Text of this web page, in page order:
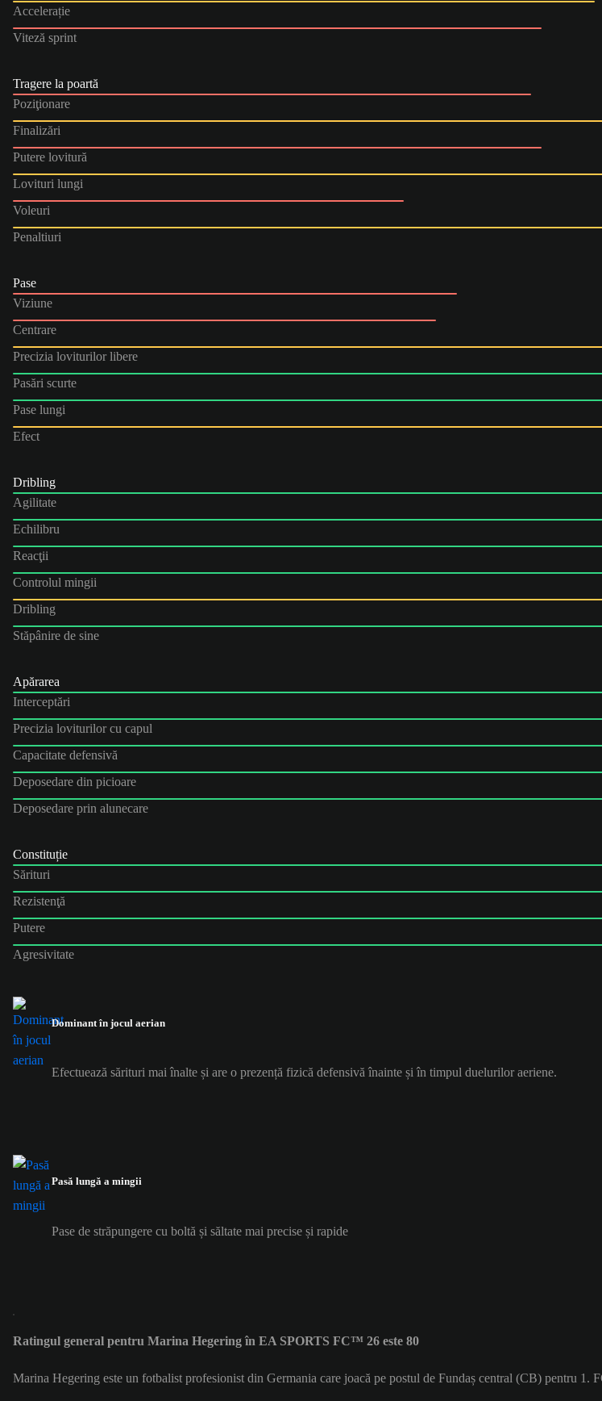
Accelerație
Viteză sprint
Tragere la poartă
Poziţionare
Finalizări
Putere lovitură
Lovituri lungi
Voleuri
Penaltiuri
Pase
Viziune
Centrare
Precizia loviturilor libere
Pasări scurte
Pase lungi
Efect
Dribling
Agilitate
Echilibru
Reacţii
Controlul mingii
Dribling
Stăpânire de sine
Apărarea
Interceptări
Precizia loviturilor cu capul
Capacitate defensivă
Deposedare din picioare
Deposedare prin alunecare
Constituție
Sărituri
Rezistenţă
Putere
Agresivitate
Dominant în jocul aerian
Efectuează sărituri mai înalte și are o prezență fizică defensivă înainte și în timpul duelurilor aeriene.
Pasă lungă a mingii
Pase de străpungere cu boltă și săltate mai precise și rapide
Ratingul general pentru Marina Hegering în EA SPORTS FC™ 26 este 80
Marina Hegering este un fotbalist profesionist din Germania care joacă pe postul de Fundaș central (CB) pentru 1.